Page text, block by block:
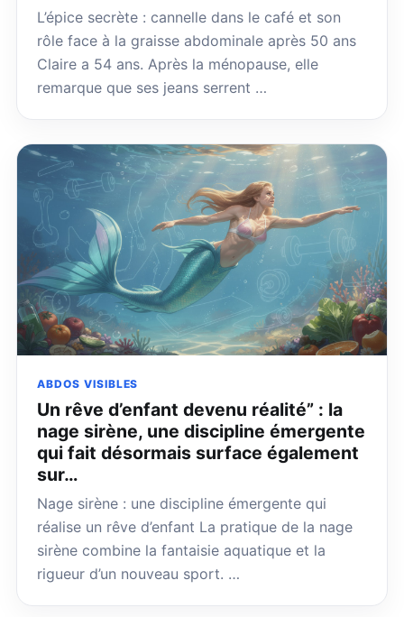
L’épice secrète : cannelle dans le café et son
rôle face à la graisse abdominale après 50 ans
Claire a 54 ans. Après la ménopause, elle
remarque que ses jeans serrent …
ABDOS VISIBLES
Un rêve d’enfant devenu réalité” : la
nage sirène, une discipline émergente
qui fait désormais surface également
sur…
Nage sirène : une discipline émergente qui
réalise un rêve d’enfant La pratique de la nage
sirène combine la fantaisie aquatique et la
rigueur d’un nouveau sport. …